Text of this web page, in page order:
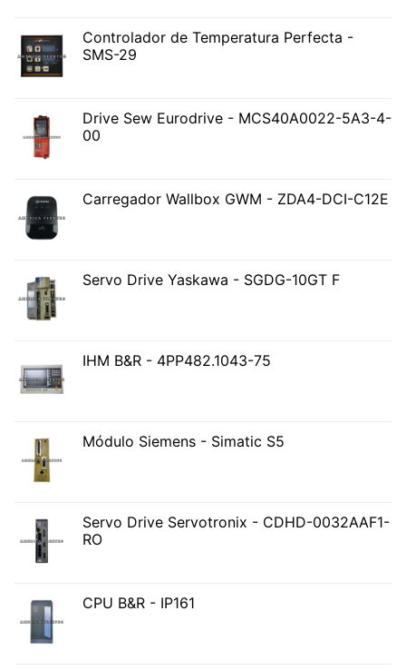
Controlador de Temperatura Perfecta -
SMS-29
Drive Sew Eurodrive - MCS40A0022-5A3-4-
00
Carregador Wallbox GWM - ZDA4-DCI-C12E
Servo Drive Yaskawa - SGDG-10GT F
IHM B&R - 4PP482.1043-75
Módulo Siemens - Simatic S5
Servo Drive Servotronix - CDHD-0032AAF1-
RO
CPU B&R - IP161